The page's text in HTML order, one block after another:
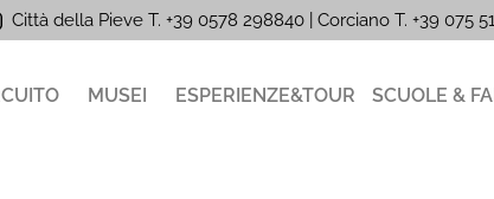
Città della Pieve T. +39 0578 298840 | Corciano T. +39 075
MUSEI ESPERIENZE&TOUR SCUOLE &